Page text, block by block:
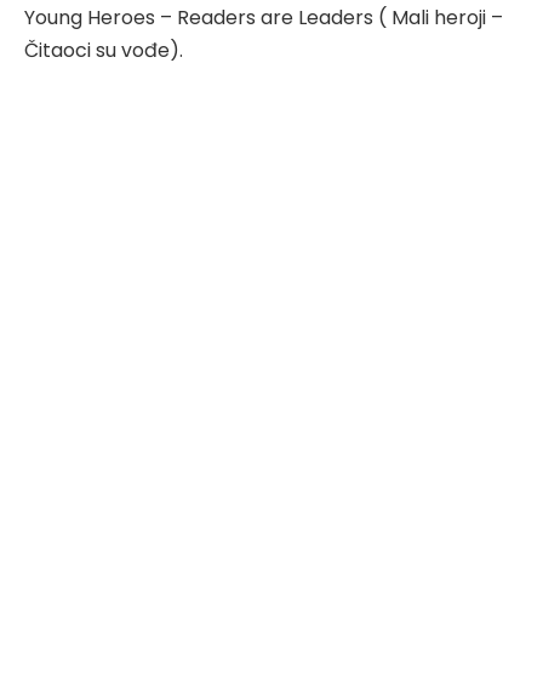
Young Heroes – Readers are Leaders ( Mali heroji –
Čitaoci su vođe).